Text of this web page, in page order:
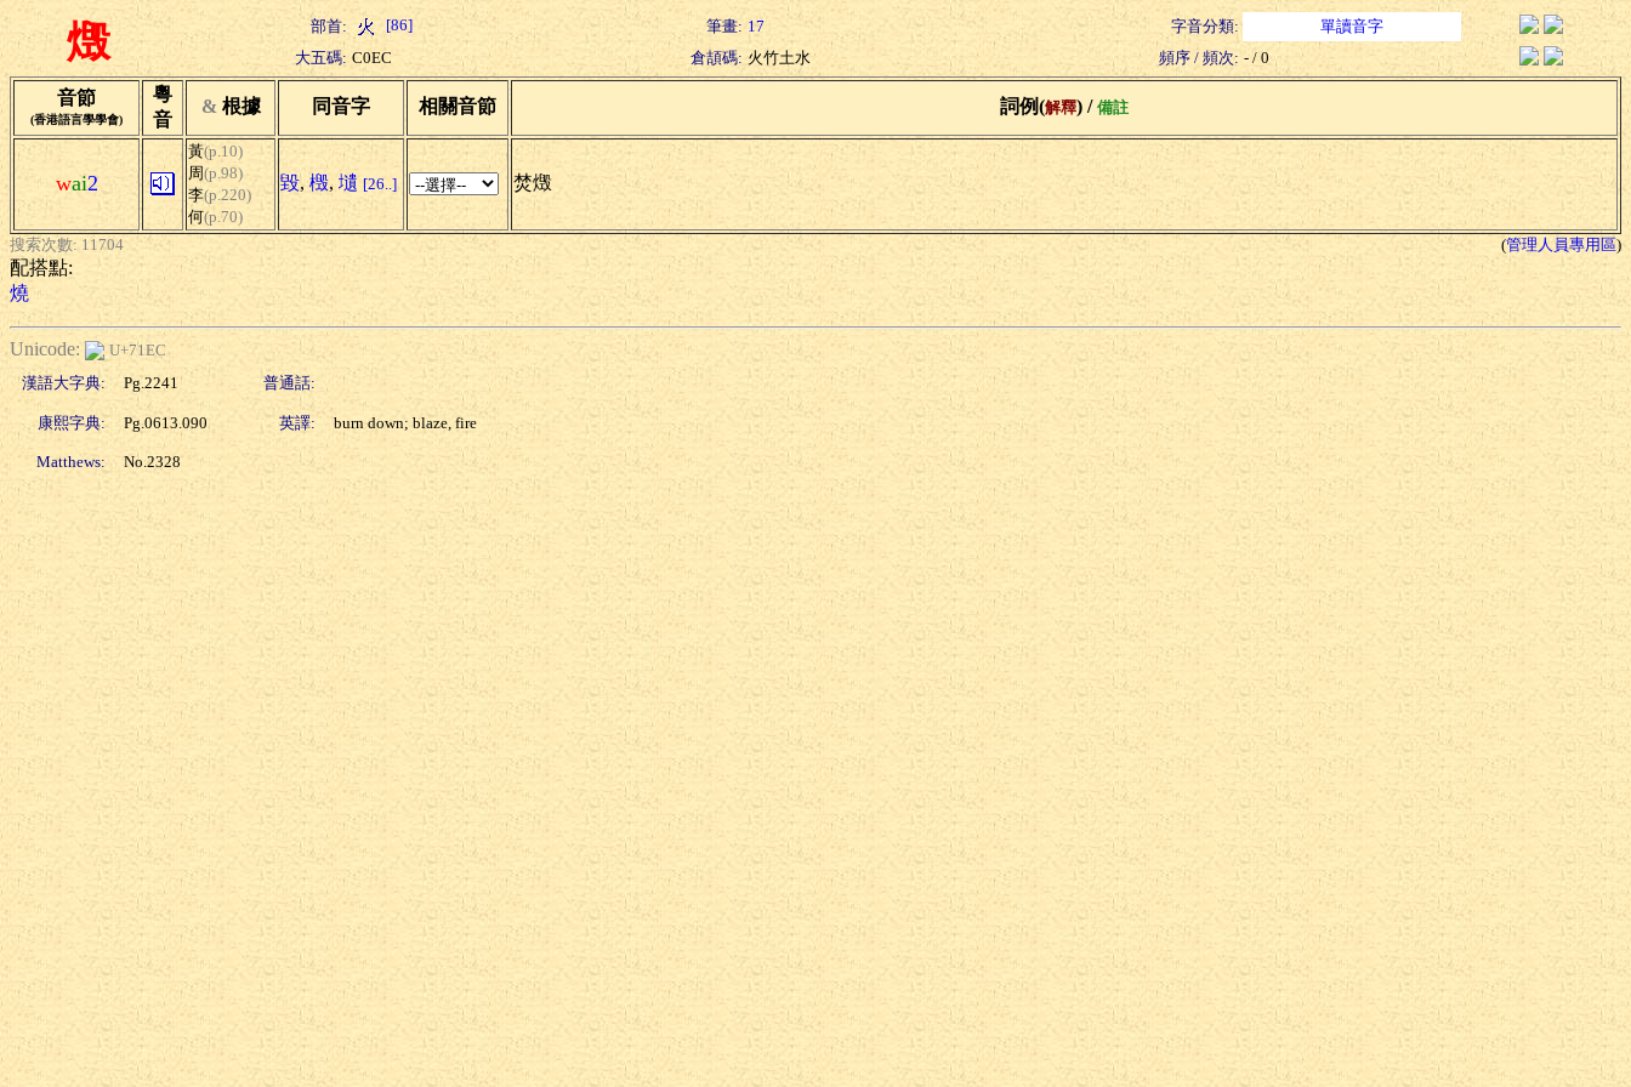
燬 部首: [86] 筆畫: 17 字音分類:
單讀音字
大五碼: C0EC 倉頡碼: 火竹土水 頻序 / 頻次: - / 0
音節
(香港語言學學會)
粵
音
& 根據 同音字 相關音節 詞例(解釋) / 備註
wai2
黃(p.10)
周(p.98)
李(p.220)
何(p.70)
毀, 檓, 壝 [26..] 焚燬
搜索次數: 11704 (管理人員專用區)
配搭點:
燒
Unicode:
U+71EC
漢語大字典:
Pg.2241 普通話:
康熙字典: Pg.0613.090 英譯: burn down; blaze, fire
Matthews: No.2328